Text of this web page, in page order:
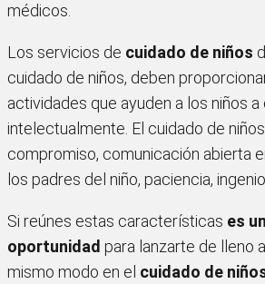
médicos.
Los servicios de cuidado de niños
cuidado de niños, deben
actividades que ayuden a los niños
intelectualmente. El cuidado de
compromiso, comunicación abierta
los padres del niño, paciencia,
Si reúnes estas características es
oportunidad para lanzarte de lleno
mismo modo en el cuidado de